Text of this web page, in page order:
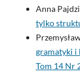
Anna
tylko
gramatyki i
Tom 14 Nr